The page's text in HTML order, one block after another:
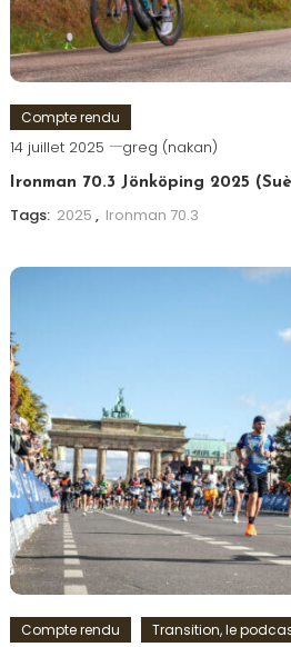
Compte rendu
14 juillet 2025 greg (nakan)
Ironman 70.3 Jönköping 2025
Tags: 2025 , Ironman 70.3
Compte rendu Transition, le